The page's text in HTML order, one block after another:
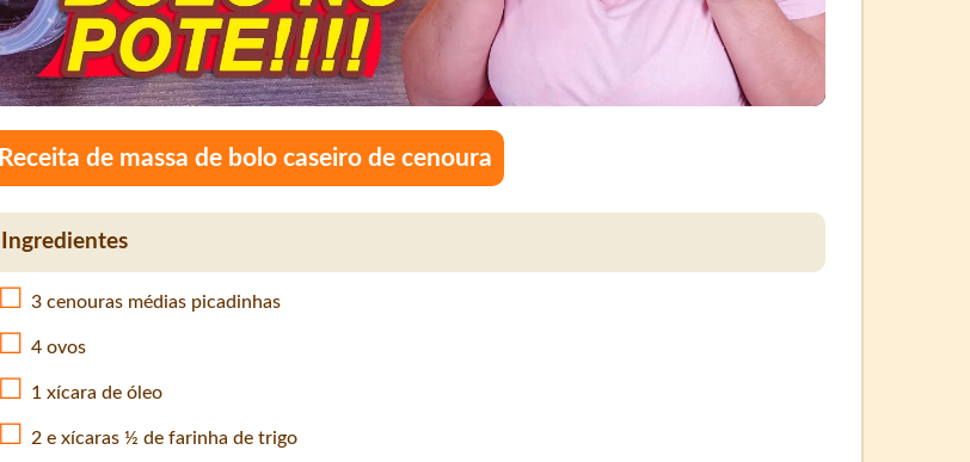
Receita de massa de bolo caseiro de cenoura
Ingredientes
3 cenouras médias picadinhas
4 ovos
1 xícara de óleo
2 e xícaras ½ de farinha de trigo